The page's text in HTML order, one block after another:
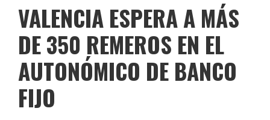
VALENCIA ESPERA A MÁS
DE 350 REMEROS EN EL
AUTONÓMICO DE BANCO
FIJO